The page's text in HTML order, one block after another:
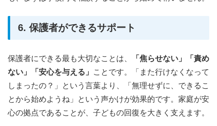
6. 保護者ができるサポート
保護者にできる最も大切なことは、
「焦らせない」「責め
ない」「安心を与える」
ことです。「また行けなくなって
しまったの？」という言葉より、「無理せずに、できるこ
とから始めようね」という声かけが効果的です。家庭が安
心の拠点であることが、子どもの回復を大きく支えます。